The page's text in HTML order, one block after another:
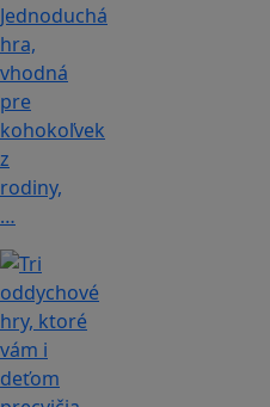
Jednoduchá
hra,
vhodná
pre
kohokoľvek
z
rodiny,
…